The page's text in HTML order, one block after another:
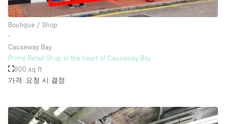
Rooftop / Terrace
Security System
Smoking Area
Sound & Video Equipment
Soundproof
Street Level
Boutique / Shop
∙
Causeway Bay
Prime Retail Shop in the heart of Causeway Bay
800 sq ft
가격: 요청 시 결정